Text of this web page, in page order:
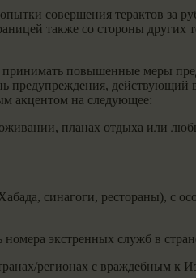
совершения терактов за
также со стороны других
повышенные меры
предупреждения, действующий
акцентом на следующее:
планах отдыха или
синагоги, рестораны), с
номера экстренных служб в
регионах с враждебным